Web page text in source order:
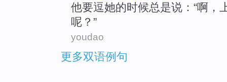
他要逗她的时候总是说 ：“啊 ，
呢？”
youdao
更多双语例句